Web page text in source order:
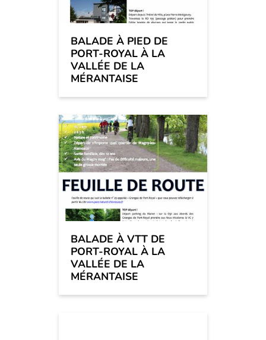
BALADE À PIED DE
PORT-ROYAL À LA
VALLÉE DE LA
MÉRANTAISE
BALADE À VTT DE
PORT-ROYAL À LA
VALLÉE DE LA
MÉRANTAISE